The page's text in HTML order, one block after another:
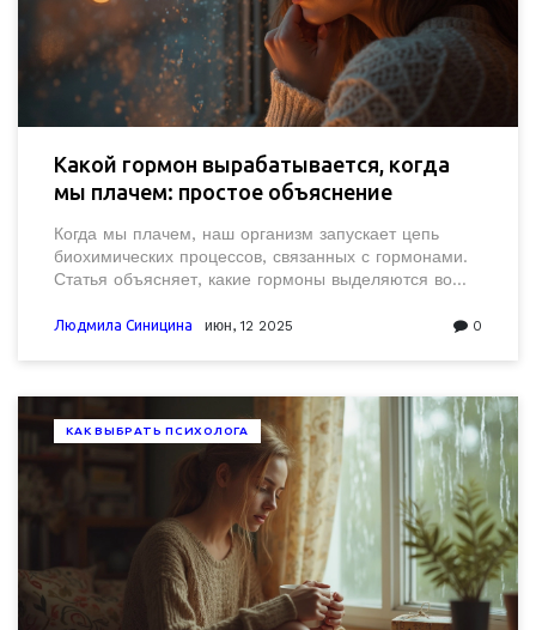
Какой гормон вырабатывается, когда
мы плачем: простое объяснение
Когда мы плачем, наш организм запускает цепь
биохимических процессов, связанных с гормонами.
Статья объясняет, какие гормоны выделяются во
разрядки, и как это связано с нашим
узнает интересные факты, а также полезные советы
по работе с эмоциями и стрессом.
Людмила Синицина июн, 12 2025 0
КАК ВЫБРАТЬ ПСИХОЛОГА